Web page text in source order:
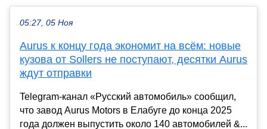
05:27, 05 Ноя
Aurus к концу года экономит на всём: новые
кузова от Sollers не поступают, десятки Aurus
ждут отправки
Telegram-канал «Русский автомобиль» сообщил,
что завод Aurus Motors в Елабуге до конца 2025
года должен выпустить около 140 автомобилей &...